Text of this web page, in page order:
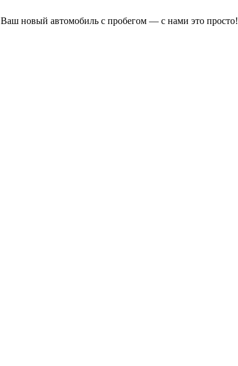
Ваш новый автомобиль с пробегом — с нами это просто!